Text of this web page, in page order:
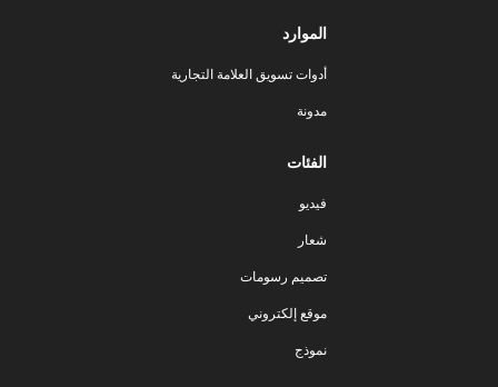
الموارد
أدوات تسويق العلامة التجارية
مدونة
الفئات
فيديو
شعار
تصميم رسومات
موقع إلكتروني
نموذج